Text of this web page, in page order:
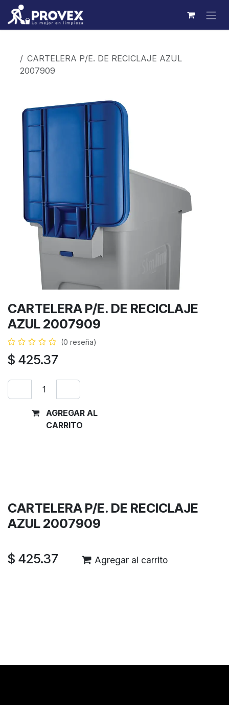
Ir al contenido
CARTELERA P/E. DE RECICLAJE AZUL
2007909
CARTELERA P/E. DE RECICLAJE
AZUL 2007909
(0 reseña)
$ 425.37
AGREGAR AL
CARRITO
CARTELERA P/E. DE RECICLAJE
AZUL 2007909
$ 425.37 Agregar al carrito